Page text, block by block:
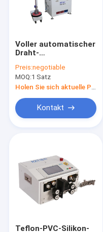
Voller automatischer
Draht-
Maschine 360°, die
950 dreht * 800 *
1290MM
Preis:negotiable
MOQ:1 Satz
Kontakt
Teflon-PVC-Silikon-